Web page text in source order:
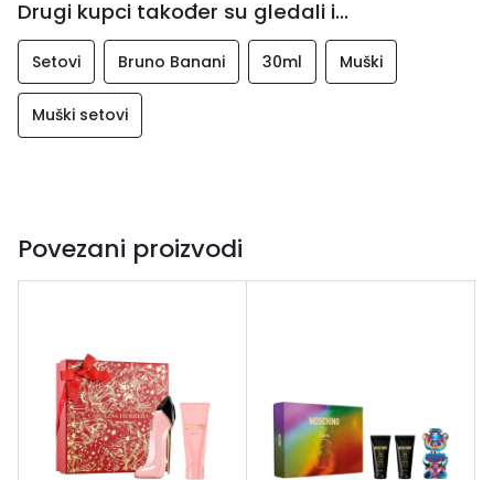
Drugi kupci također su gledali i...
Setovi Bruno Banani 30ml Muški
Muški setovi
Povezani proizvodi